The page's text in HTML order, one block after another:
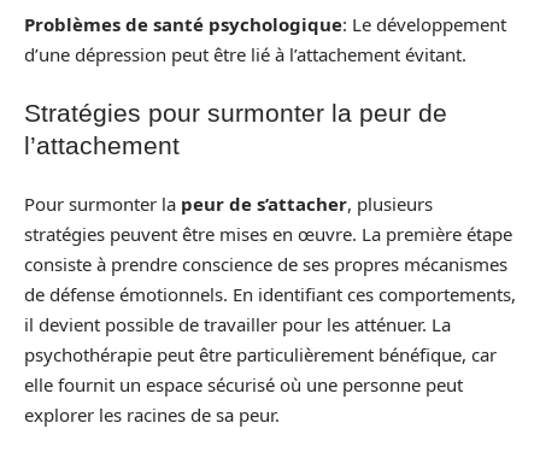
Problèmes de santé psychologique: Le développement
d’une dépression peut être lié à l’attachement évitant.
Stratégies pour surmonter la peur de
l’attachement
Pour surmonter la peur de s’attacher, plusieurs
stratégies peuvent être mises en œuvre. La première étape
consiste à prendre conscience de ses propres mécanismes
de défense émotionnels. En identifiant ces comportements,
il devient possible de travailler pour les atténuer. La
psychothérapie peut être particulièrement bénéfique, car
elle fournit un espace sécurisé où une personne peut
explorer les racines de sa peur.